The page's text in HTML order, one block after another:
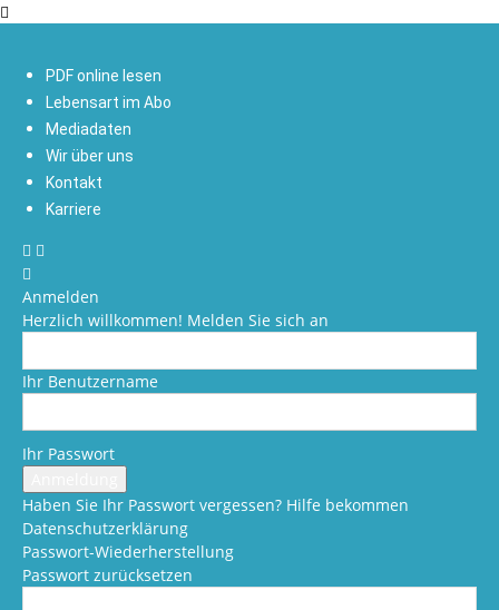
PDF online lesen
Lebensart im Abo
Mediadaten
Wir über uns
Kontakt
Karriere
Anmelden
Herzlich willkommen! Melden Sie sich an
Ihr Benutzername
Ihr Passwort
Haben Sie Ihr Passwort vergessen? Hilfe bekommen
Datenschutzerklärung
Passwort-Wiederherstellung
Passwort zurücksetzen